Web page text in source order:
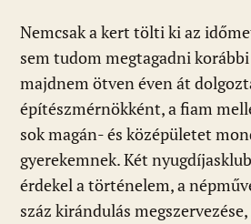
Nemcsak a kert tölti ki az
sem tudom megtagadni
majdnem ötven éven át
építészmérnökként, a fiam
sok magán- és középületet
gyerekemnek. Két
érdekel a történelem, a
száz kirándulás